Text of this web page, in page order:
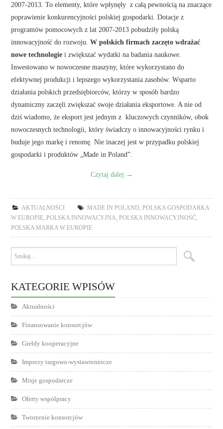
2007-2013. To elementy, które wpłynęły z całą pewnością na znaczące
poprawienie konkurencyjności polskiej gospodarki. Dotacje z
programów pomocowych z lat 2007-2013 pobudziły polską
innowacyjność do rozwoju.W polskich firmach zaczęto wdrażać
nowe technologie i zwiększać wydatki na badania naukowe.
Inwestowano w nowoczesne maszyny, które wykorzystano do
efektywnej produkcji i lepszego wykorzystania zasobów. Wsparto
działania polskich przedsiębiorców, którzy w sposób bardzo
dynamiczny zaczęli zwiększać swoje działania eksportowe. A nie od
dziś wiadomo, że eksport jest jednym z kluczowych czynników, obok
nowoczesnych technologii, który świadczy o innowacyjności rynku i
buduje jego markę i renomę. Nie inaczej jest w przypadku polskiej
gospodarki i produktów „Made in Poland”.
Czytaj dalej →
AKTUALNOŚCI MADE IN POLAND
POLSKA GOSPODARKA
W EUROPIE
POLSKA INNOWACYJNA POLSKA INNOWACYJNOŚĆ
POLSKA MARKA W EUROPIE
KATEGORIE WPISÓW
Aktualności
Finansowanie konsorcjów
Giełdy kooperacyjne
Imprezy targowo-wystawiennicze
Misje gospodarcze
Oferty współpracy
Tworzenie konsorcjów